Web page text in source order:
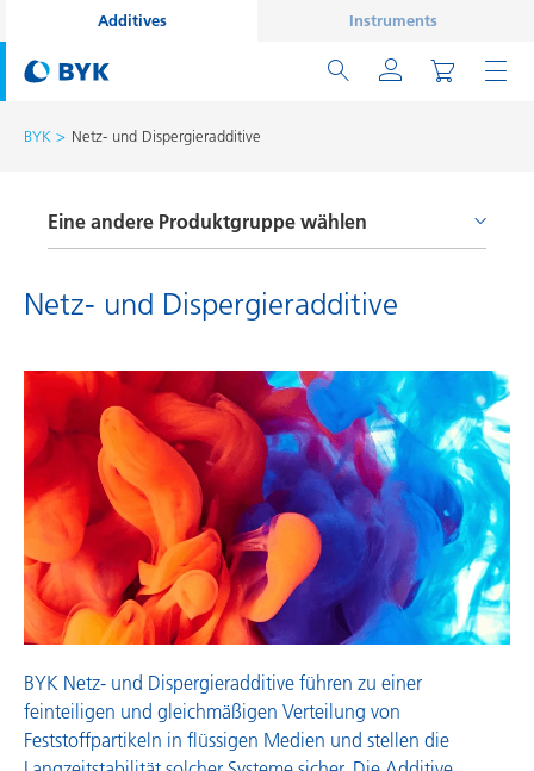
Additives Instruments
BYK Netz- und Dispergieradditive
Netz- und Dispergieradditive
Eine andere Produktgruppe wählen
Haftvermittler und Coupling Agents
Oberflächenadditive
Prozessadditive
Rheologieadditive
Wachsadditive
BYK Netz- und Dispergieradditive führen zu einer
feinteiligen und gleichmäßigen Verteilung von
Feststoffpartikeln in flüssigen Medien und stellen die